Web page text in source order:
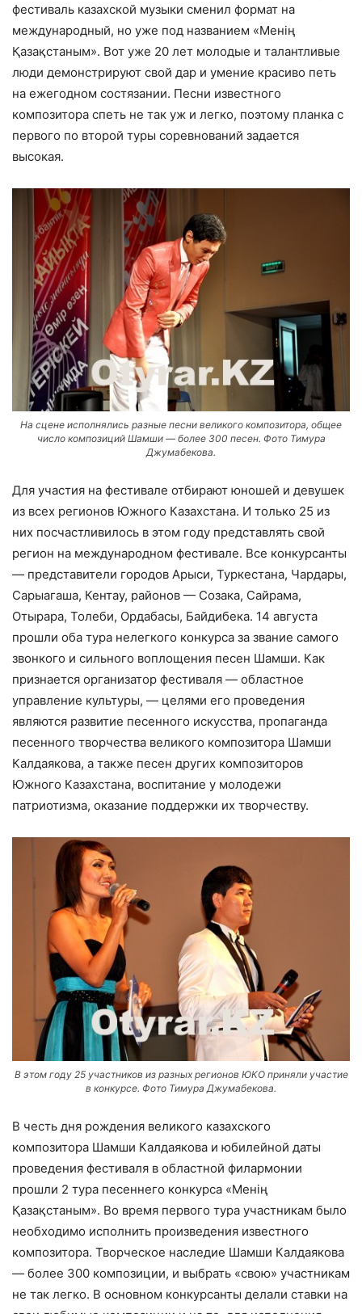
фестиваль казахской музыки сменил формат на
международный, но уже под названием «Менің
Қазақстаным». Вот уже 20 лет молодые и талантливые
люди демонстрируют свой дар и умение красиво петь
на ежегодном состязании. Песни известного
композитора спеть не так уж и легко, поэтому планка с
первого по второй туры соревнований задается
высокая.
На сцене исполнялись разные песни великого композитора, общее
число композиций Шамши — более 300 песен. Фото Тимура
Джумабекова.
Для участия на фестивале отбирают юношей и девушек
из всех регионов Южного Казахстана. И только 25 из
них посчастливилось в этом году представлять свой
регион на международном фестивале. Все конкурсанты
— представители городов Арыси, Туркестана, Чардары,
Сарыагаша, Кентау, районов — Созака, Сайрама,
Отырара, Толеби, Ордабасы, Байдибека. 14 августа
прошли оба тура нелегкого конкурса за звание самого
звонкого и сильного воплощения песен Шамши. Как
признается организатор фестиваля — областное
управление культуры, — целями его проведения
являются развитие песенного искусства, пропаганда
песенного творчества великого композитора Шамши
Калдаякова, а также песен других композиторов
Южного Казахстана, воспитание у молодежи
патриотизма, оказание поддержки их творчеству.
В этом году 25 участников из разных регионов ЮКО приняли участие
в конкурсе. Фото Тимура Джумабекова.
В честь дня рождения великого казахского
композитора Шамши Калдаякова и юбилейной даты
проведения фестиваля в областной филармонии
прошли 2 тура песеннего конкурса «Менің
Қазақстаным». Во время первого тура участникам было
необходимо исполнить произведения известного
композитора. Творческое наследие Шамши Калдаякова
— более 300 композиции, и выбрать «свою» участникам
не так легко. В основном конкурсанты делали ставки на